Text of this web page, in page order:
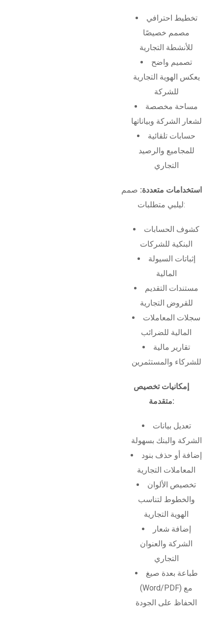
تخطيط احترافي
مصمم خصيصًا
للأنشطة التجارية
تصميم واضح
يعكس الهوية التجارية
للشركة
مساحة مخصصة
لشعار الشركة وبياناتها
حسابات تلقائية
للمجاميع والرصيد
التجاري
استخدامات متعددة: صمم
ليلبي متطلبات:
كشوف الحسابات
البنكية للشركات
إثباتات السيولة
المالية
مستندات التقديم
للقروض التجارية
سجلات المعاملات
المالية للضرائب
تقارير مالية
للشركاء والمستثمرين
إمكانيات تخصيص
متقدمة:
تعديل بيانات
الشركة والبنك بسهولة
إضافة أو حذف بنود
المعاملات التجارية
تخصيص الألوان
والخطوط لتناسب
الهوية التجارية
إضافة شعار
الشركة والعنوان
التجاري
طباعة بعدة صيغ
(Word/PDF) مع
الحفاظ على الجودة